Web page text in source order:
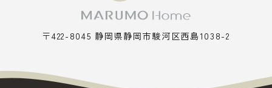
〒422-8045 静岡県静岡市駿河区西島1038-2